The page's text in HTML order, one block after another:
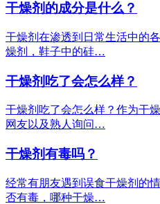
干燥剂的成分是什么？
干燥剂在渗透到日常生活中的
燥剂，鞋子中的硅…
干燥剂吃了会怎么样？
干燥剂吃了会怎么样？作为干
网友以及熟人询问…
干燥剂有毒吗？
经常有朋友遇到误食干燥剂的
否有毒，哪种干燥…